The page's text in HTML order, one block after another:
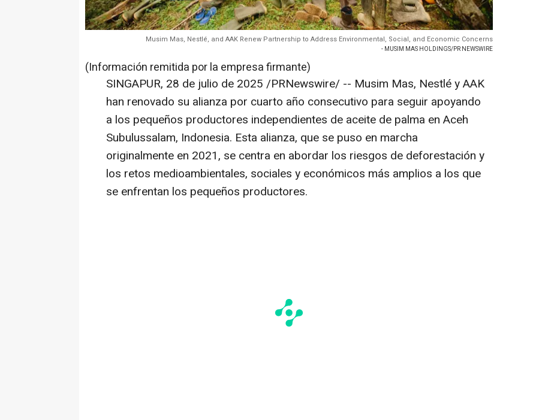
Musim Mas, Nestlé, and AAK Renew Partnership to Address Environmental, Social, and Economic Concerns
- MUSIM MAS HOLDINGS/PR NEWSWIRE
(Información remitida por la empresa firmante)
SINGAPUR, 28 de julio de 2025 /PRNewswire/ -- Musim Mas, Nestlé y AAK
han renovado su alianza por cuarto año consecutivo para seguir apoyando
a los pequeños productores independientes de aceite de palma en Aceh
Subulussalam, Indonesia. Esta alianza, que se puso en marcha
originalmente en 2021, se centra en abordar los riesgos de deforestación y
los retos medioambientales, sociales y económicos más amplios a los que
se enfrentan los pequeños productores.